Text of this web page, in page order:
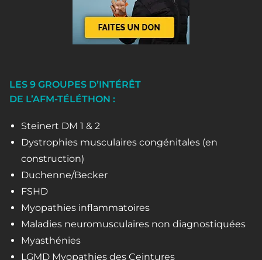
LES 9 GROUPES D’INTÉRÊT
DE L’AFM-TÉLÉTHON :
Steinert DM 1 & 2
Dystrophies musculaires congénitales (en
construction)
Duchenne/Becker
FSHD
Myopathies inflammatoires
Maladies neuromusculaires non diagnostiquées
Myasthénies
LGMD Myopathies des Ceintures